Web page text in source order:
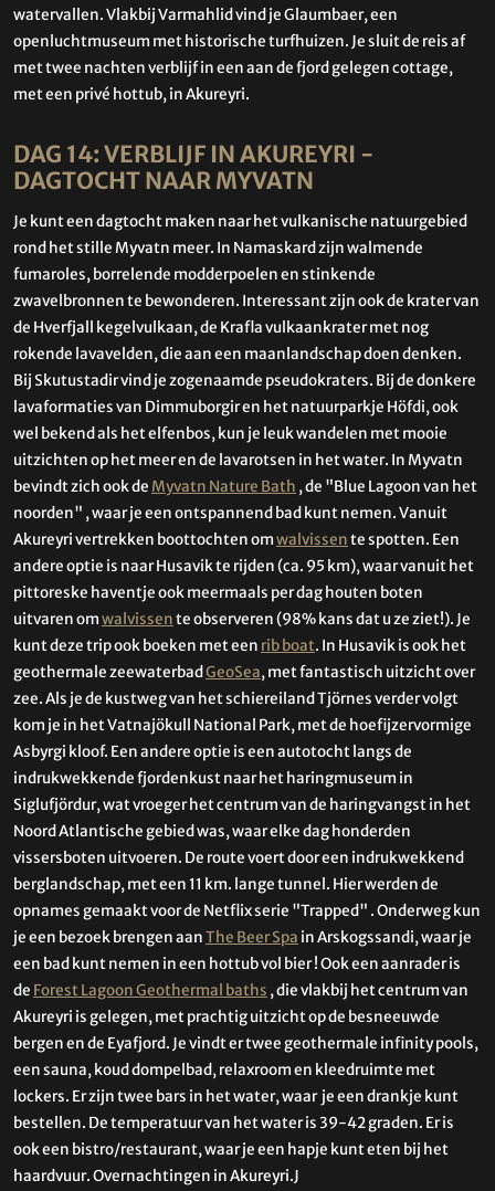
watervallen. Vlakbij Varmahlid vind je Glaumbaer, een
openluchtmuseum met historische turfhuizen. Je sluit de reis af
met twee nachten verblijf in een aan de fjord gelegen cottage,
met een privé hottub, in Akureyri.
DAG 14: VERBLIJF IN AKUREYRI -
DAGTOCHT NAAR MYVATN
Je kunt een dagtocht maken naar het vulkanische natuurgebied
rond het stille Myvatn meer. In Namaskard zijn walmende
fumaroles, borrelende modderpoelen en stinkende
zwavelbronnen te bewonderen. Interessant zijn ook de krater van
de Hverfjall kegelvulkaan, de Krafla vulkaankrater met nog
rokende lavavelden, die aan een maanlandschap doen denken.
Bij Skutustadir vind je zogenaamde pseudokraters. Bij de donkere
lavaformaties van Dimmuborgir en het natuurparkje Höfdi, ook
wel bekend als het elfenbos, kun je leuk wandelen met mooie
uitzichten op het meer en de lavarotsen in het water. In Myvatn
bevindt zich ook de Myvatn Nature Bath , de "Blue Lagoon van het
noorden" , waar je een ontspannend bad kunt nemen. Vanuit
Akureyri vertrekken boottochten omwalvissente spotten. Een
andere optie is naar Husavik te rijden (ca. 95 km), waar vanuit het
pittoreske haventje ook meermaals per dag houten boten
uitvaren omwalvissente observeren (98% kans dat u ze ziet!). Je
kunt deze trip ook boeken met een rib boat. In Husavik is ook het
geothermale zeewaterbad GeoSea, met fantastisch uitzicht over
zee. Als je de kustweg van het schiereiland Tjörnes verder volgt
kom je in het Vatnajökull National Park, met de hoefijzervormige
Asbyrgi kloof. Een andere optie is een autotocht langs de
indrukwekkende fjordenkust naar het haringmuseum in
Siglufjördur, wat vroeger het centrum van de haringvangst in het
Noord Atlantische gebied was, waar elke dag honderden
vissersboten uitvoeren. De route voert door een indrukwekkend
berglandschap, met een 11 km. lange tunnel. Hier werden de
opnames gemaakt voor de Netflix serie "Trapped" . Onderweg kun
je een bezoek brengen aanThe Beer Spa in Arskogssandi, waar je
een bad kunt nemen in een hottub vol bier ! Ook een aanrader is
de Forest Lagoon Geothermal baths , die vlakbij het centrum van
Akureyri is gelegen, met prachtig uitzicht op de besneeuwde
bergen en de Eyafjord. Je vindt er twee geothermale infinity pools,
een sauna, koud dompelbad, relaxroom en kleedruimte met
lockers. Er zijn twee bars in het water, waar je een drankje kunt
bestellen. De temperatuur van het water is 39-42 graden. Er is
ook een bistro/restaurant, waar je een hapje kunt eten bij het
haardvuur. Overnachtingen in Akureyri.J